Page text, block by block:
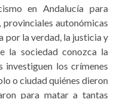
en Andalucía para
autonómicas
por la verdad, la justicia y
la sociedad conozca la
investiguen los crímenes
o ciudad quiénes dieron
para matar a tantas